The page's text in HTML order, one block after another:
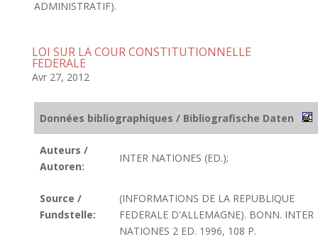
ADMINISTRATIF).
LOI SUR LA COUR CONSTITUTIONNELLE
FEDERALE
Avr 27, 2012
Données bibliographiques / Bibliografische Daten
Auteurs /
Autoren:
INTER NATIONES (ED.);
Source /
Fundstelle:
(INFORMATIONS DE LA REPUBLIQUE
FEDERALE D'ALLEMAGNE). BONN. INTER
NATIONES 2 ED. 1996, 108 P.